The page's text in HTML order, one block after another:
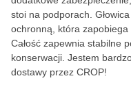
stoi na podporach.
ochronną, która zapobiega
Całość zapewnia stabilne
konserwacji. Jestem
dostawy przez CROP!